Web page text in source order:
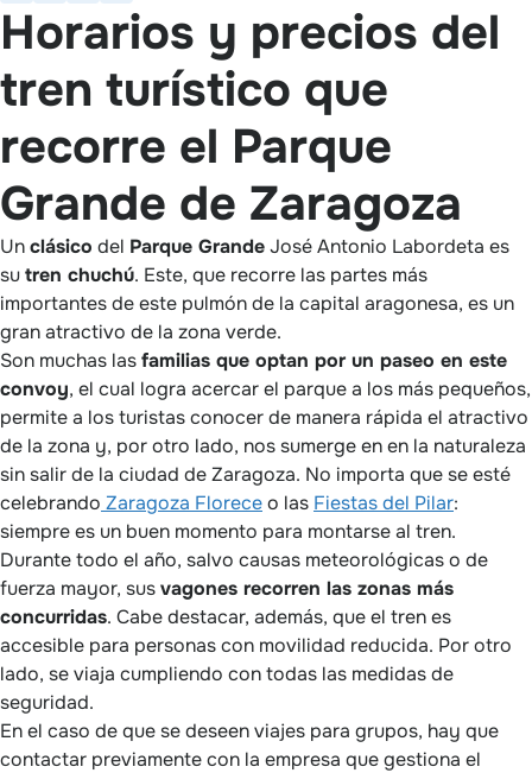
Horarios y precios del
tren turístico que
recorre el Parque
Grande de Zaragoza
Unclásico del Parque GrandeJosé Antonio Labordeta es
sutren chuchú. Este, que recorre las partes más
importantes de este pulmón de la capital aragonesa, es un
gran atractivo de la zona verde.
Son muchas lasfamilias que optan por un paseo en este
convoy, el cual logra acercar el parque a los más pequeños,
permite a los turistas conocer de manera rápida el atractivo
de la zona y, por otro lado, nos sumerge en en la naturaleza
sin salir de la ciudad de Zaragoza. No importa que se esté
celebrando Zaragoza Floreceo las Fiestas del Pilar:
siempre es un buen momento para montarse al tren.
Durante todo el año, salvo causas meteorológicas o de
fuerza mayor, susvagones recorren las zonas más
concurridas. Cabe destacar, además, que el tren es
accesible para personas con movilidad reducida. Por otro
lado, se viaja cumpliendo con todas las medidas de
seguridad.
En el caso de que se deseen viajes para grupos, hay que
contactar previamente con la empresa que gestiona el